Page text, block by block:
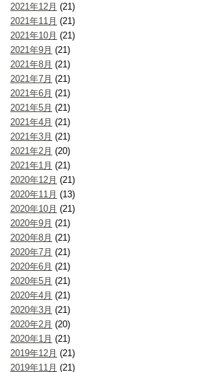
2021年12月 (21)
2021年11月 (21)
2021年10月 (21)
2021年9月 (21)
2021年8月 (21)
2021年7月 (21)
2021年6月 (21)
2021年5月 (21)
2021年4月 (21)
2021年3月 (21)
2021年2月 (20)
2021年1月 (21)
2020年12月 (21)
2020年11月 (13)
2020年10月 (21)
2020年9月 (21)
2020年8月 (21)
2020年7月 (21)
2020年6月 (21)
2020年5月 (21)
2020年4月 (21)
2020年3月 (21)
2020年2月 (20)
2020年1月 (21)
2019年12月 (21)
2019年11月 (21)